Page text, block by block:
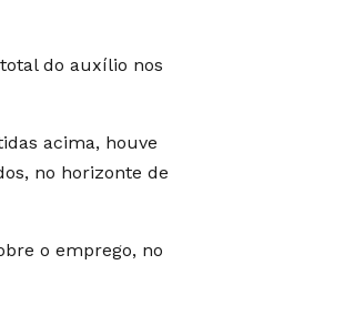
do auxílio nos
acima, houve
no horizonte de
o emprego, no